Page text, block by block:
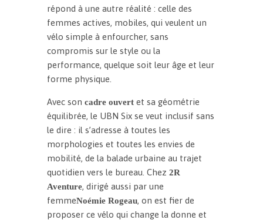
répond à une autre réalité : celle des
femmes actives, mobiles, qui veulent un
vélo simple à enfourcher, sans
compromis sur le style ou la
performance, quelque soit leur âge et leur
forme physique.
Avec son cadre ouvertet sa géométrie
équilibrée, le UBN Six se veut inclusif sans
le dire : il s’adresse à toutes les
morphologies et toutes les envies de
mobilité, de la balade urbaine au trajet
quotidien vers le bureau. Chez 2R
Aventure, dirigé aussi par une
femmeNoémie Rogeau, on est fier de
proposer ce vélo qui change la donne et